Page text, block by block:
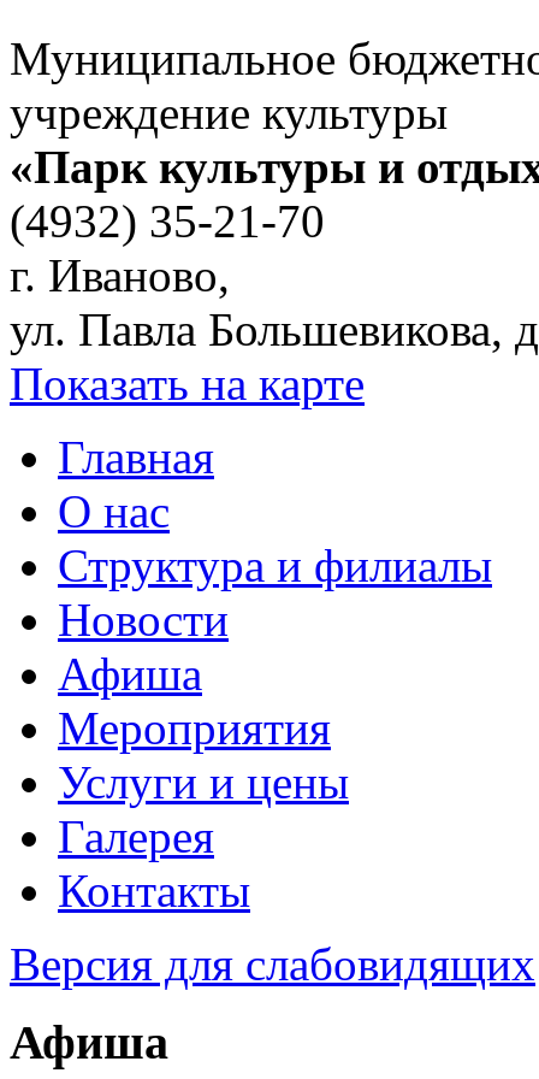
Муниципальное
учреждение культуры
«Парк культуры и
(4932) 35-21-70
г. Иваново,
ул. Павла Большевикова,
Показать на карте
Главная
О нас
Структура и филиалы
Новости
Афиша
Мероприятия
Услуги и цены
Галерея
Контакты
Версия для слабовидящих
Афиша